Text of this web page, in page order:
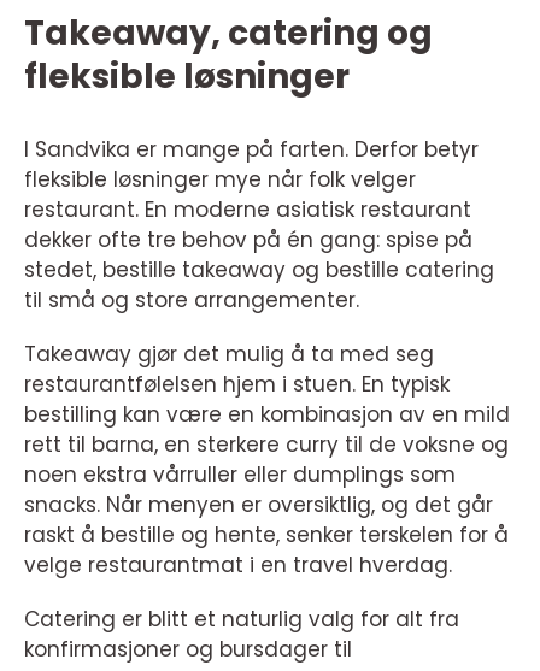
Takeaway, catering og
fleksible løsninger
I Sandvika er mange på farten. Derfor betyr
fleksible løsninger mye når folk velger
restaurant. En moderne asiatisk restaurant
dekker ofte tre behov på én gang: spise på
stedet, bestille takeaway og bestille catering
til små og store arrangementer.
Takeaway gjør det mulig å ta med seg
restaurantfølelsen hjem i stuen. En typisk
bestilling kan være en kombinasjon av en mild
rett til barna, en sterkere curry til de voksne og
noen ekstra vårruller eller dumplings som
snacks. Når menyen er oversiktlig, og det går
raskt å bestille og hente, senker terskelen for å
velge restaurantmat i en travel hverdag.
Catering er blitt et naturlig valg for alt fra
konfirmasjoner og bursdager til